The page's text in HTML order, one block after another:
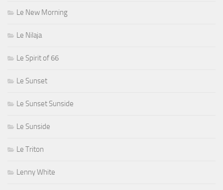
Le New Morning
Le Nilaja
Le Spirit of 66
Le Sunset
Le Sunset Sunside
Le Sunside
Le Triton
Lenny White